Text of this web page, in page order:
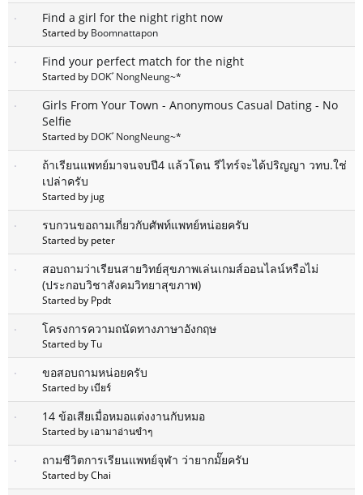
Find a girl for the night right now
Started by Boomnattapon
Find your perfect match for the night
Started by DOKﾞNongNeung~*
Girls From Your Town - Anonymous Casual Dating - No
Selfie
Started by DOKﾞNongNeung~*
ถ้าเรียนแพทย์มาจนจบปี4 แล้วโดน รีไทร์จะได้ปริญญา วทบ.ใช่
เปล่าครับ
Started by jug
รบกวนขอถามเกี่ยวกับศัพท์แพทย์หน่อยครับ
Started by peter
สอบถามว่าเรียนสายวิทย์สุขภาพเล่นเกมส์ออนไลน์หรือไม่
(ประกอบวิชาสังคมวิทยาสุขภาพ)
Started by Ppdt
โครงการความถนัดทางภาษาอังกฤษ
Started by Tu
ขอสอบถามหน่อยครับ
Started by เบียร์
14 ข้อเสียเมื่อหมอแต่งงานกับหมอ
Started by เอามาอ่านขำๆ
ถามชีวิตการเรียนแพทย์จุฬา ว่ายากมั๊ยครับ
Started by Chai